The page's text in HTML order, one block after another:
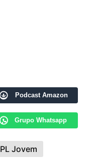
Podcast Amazon
Grupo Whatsapp
PL Jovem